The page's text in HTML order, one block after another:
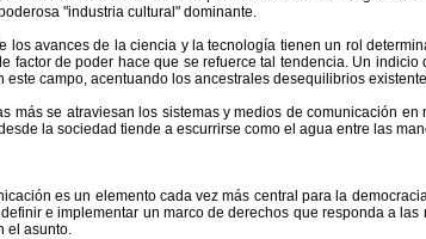
"industria cultural" dominante.
los avances de la ciencia y la tecnología tienen un rol
factor de poder hace que se refuerce tal tendencia. Un
este campo, acentuando los ancestrales desequilibrios
más se atraviesan los sistemas y medios de comunicación
la sociedad tiende a escurrirse como el agua entre las
es un elemento cada vez más central para la
e implementar un marco de derechos que responda a
el asunto.